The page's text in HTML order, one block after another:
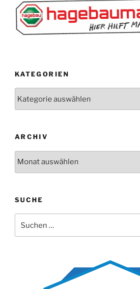
KATEGORIEN
ARCHIV
SUCHE
nach: